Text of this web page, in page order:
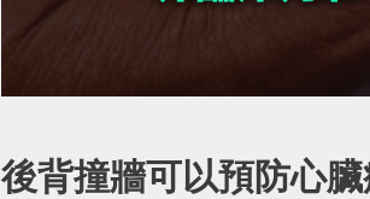
後背撞牆可以預防心